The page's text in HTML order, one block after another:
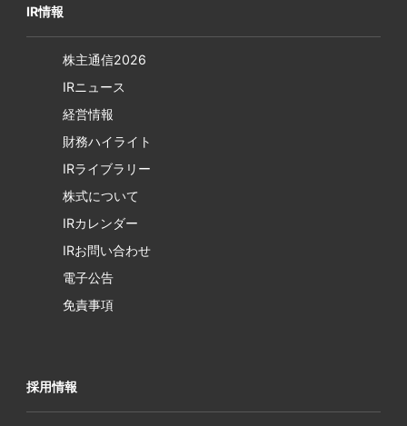
IR情報
株主通信2026
IRニュース
経営情報
財務ハイライト
IRライブラリー
株式について
IRカレンダー
IRお問い合わせ
電子公告
免責事項
採用情報